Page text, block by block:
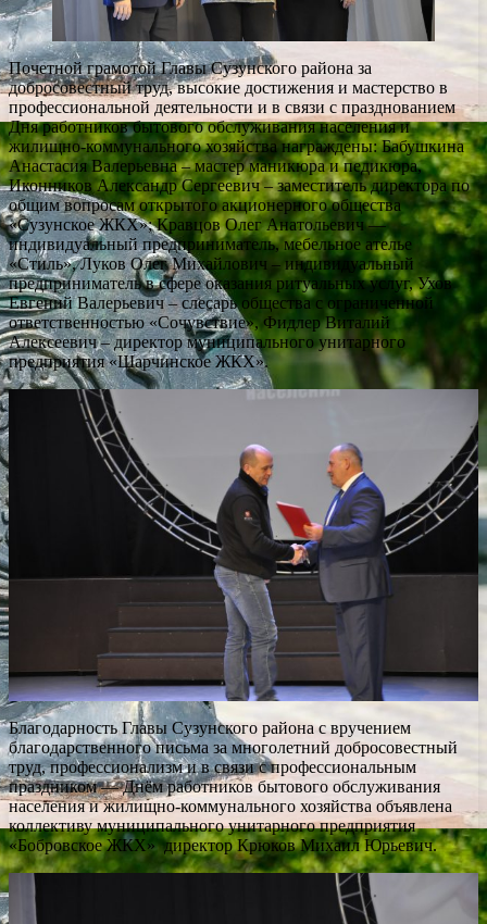
Почетной грамотой Главы Сузунского района за
добросовестный труд, высокие достижения и мастерство в
профессиональной деятельности и в связи с празднованием
Дня работников бытового обслуживания населения и
жилищно-коммунального хозяйства награждены: Бабушкина
Анастасия Валерьевна – мастер маникюра и педикюра,
Иконников Александр Сергеевич – заместитель директора по
общим вопросам открытого акционерного общества
«Сузунское ЖКХ»; Кравцов Олег Анатольевич —
индивидуальный предприниматель, мебельное ателье
«Стиль», Луков Олег Михайлович – индивидуальный
предприниматель в сфере оказания ритуальных услуг, Ухов
Евгений Валерьевич – слесарь общества с ограниченной
ответственностью «Сочувствие», Фидлер Виталий
Алексеевич – директор муниципального унитарного
предприятия «Шарчинское ЖКХ».
Благодарность Главы Сузунского района с вручением
благодарственного письма за многолетний добросовестный
труд, профессионализм и в связи с профессиональным
праздником — Днём работников бытового обслуживания
населения и жилищно-коммунального хозяйства объявлена
коллективу муниципального унитарного предприятия
«Бобровское ЖКХ» директор Крюков Михаил Юрьевич.